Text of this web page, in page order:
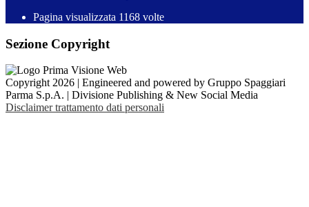
Pagina visualizzata 1168 volte
Sezione Copyright
Copyright 2026 | Engineered and powered by Gruppo Spaggiari
Parma S.p.A. | Divisione Publishing & New Social Media
Disclaimer trattamento dati personali